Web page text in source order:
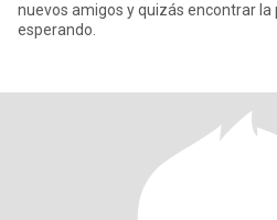
nuevos amigos y quizás encontrar la
esperando.